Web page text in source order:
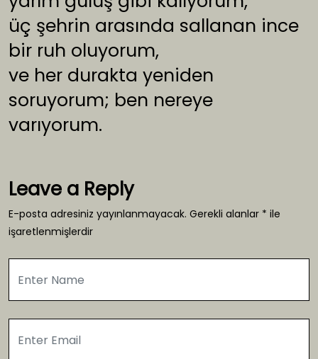
üç şehrin arasında sallanan ince
bir ruh oluyorum,
ve her durakta yeniden
soruyorum; ben nereye
varıyorum.
Leave a Reply
E-posta adresiniz yayınlanmayacak. Gerekli alanlar * ile
işaretlenmişlerdir